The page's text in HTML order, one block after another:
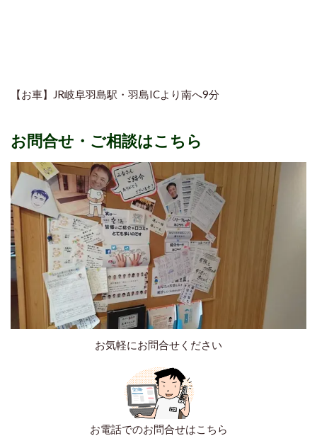
【お車】JR岐阜羽島駅・羽島ICより南へ9分
お問合せ・ご相談はこちら
お気軽にお問合せください
お電話でのお問合せはこちら